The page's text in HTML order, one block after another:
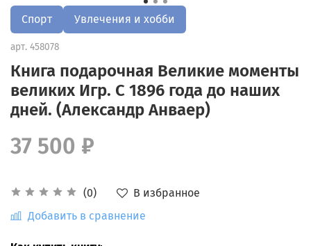
Спорт Увлечения и хобби
арт. 458078
Книга подарочная Великие моменты
великих Игр. С 1896 года до наших
дней. (Александр Анваер)
(0)
В избранное
Добавить в сравнение
37 500 ₽